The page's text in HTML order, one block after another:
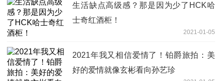
生活缺点高级感？那是因为少了HCK哈
士奇红酒柜！
2021-01-05
2021年我又相信爱情了！铂爵旅拍：美
好的爱情就像玄彬看向孙艺珍